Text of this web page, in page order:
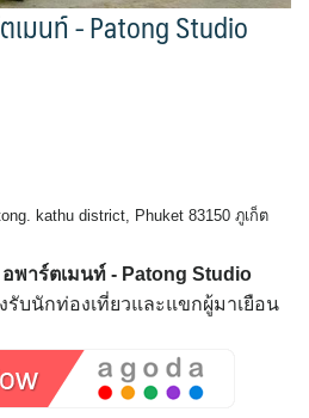
เมนท์ - Patong Studio
kathu district, Phuket 83150 ภูเก็ต
พาร์ตเมนท์ - Patong Studio
รับนักท่องเที่ยวและแขกผู้มาเยือน